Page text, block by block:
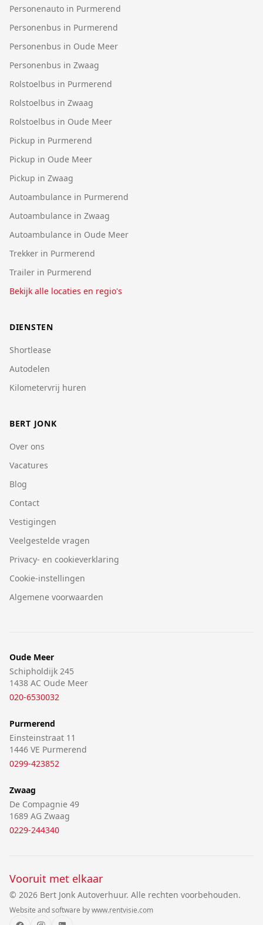
Personenauto in Purmerend
Personenbus in Purmerend
Personenbus in Oude Meer
Personenbus in Zwaag
Rolstoelbus in Purmerend
Rolstoelbus in Zwaag
Rolstoelbus in Oude Meer
Pickup in Purmerend
Pickup in Oude Meer
Pickup in Zwaag
Autoambulance in Purmerend
Autoambulance in Zwaag
Autoambulance in Oude Meer
Trekker in Purmerend
Trailer in Purmerend
Bekijk alle locaties en regio's
DIENSTEN
Shortlease
Autodelen
Kilometervrij huren
BERT JONK
Over ons
Vacatures
Blog
Contact
Vestigingen
Veelgestelde vragen
Privacy- en cookieverklaring
Cookie-instellingen
Algemene voorwaarden
Oude Meer
Schipholdijk 245
1438 AC Oude Meer
020-6530032
Purmerend
Einsteinstraat 11
1446 VE Purmerend
0299-423852
Zwaag
De Compagnie 49
1689 AG Zwaag
0229-244340
Vooruit met elkaar
© 2026 Bert Jonk Autoverhuur. Alle rechten voorbehouden.
Website and software bywww.rentvisie.com